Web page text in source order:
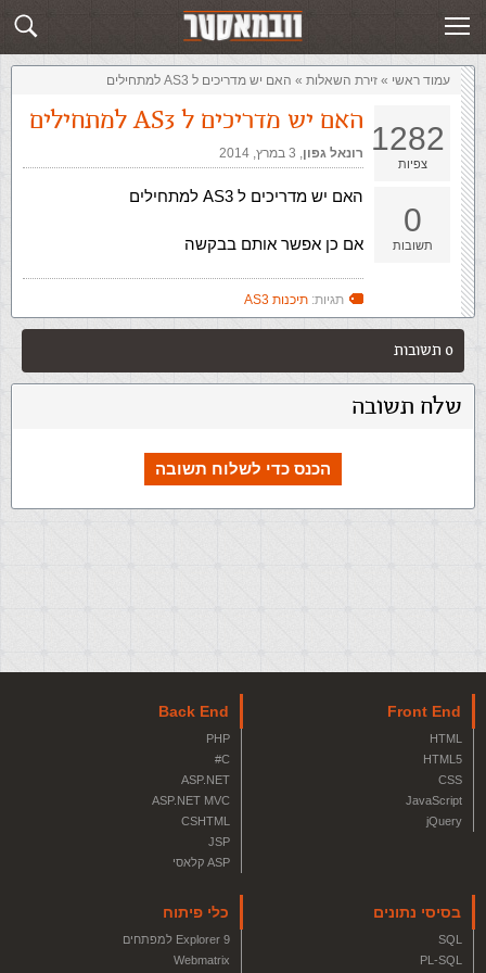
שלח תשובה זירת השאלות
עמוד ראשי » ‏זירת השאלות‏ » האם יש מדריכים ל AS3 למתחילים
1282
צפיות
0
תשובות
האם יש מדריכים ל AS3 למתחילים
רונאל גפון,‏ 3 במרץ, 2014
האם יש מדריכים ל AS3 למתחילים
אם כן אפשר אותם בבקשה
תגיות: תיכנות AS3
0 תשובות
שלח תשובה
הכנס כדי לשלוח תשובה
Front End
HTML
HTML5
CSS
JavaScript
jQuery
Back End
PHP
C#
ASP.NET
ASP.NET MVC
CSHTML
JSP
ASP קלאסי
בסיסי נתונים
SQL
PL-SQL
כלי פיתוח
Explorer 9 למפתחים
Webmatrix